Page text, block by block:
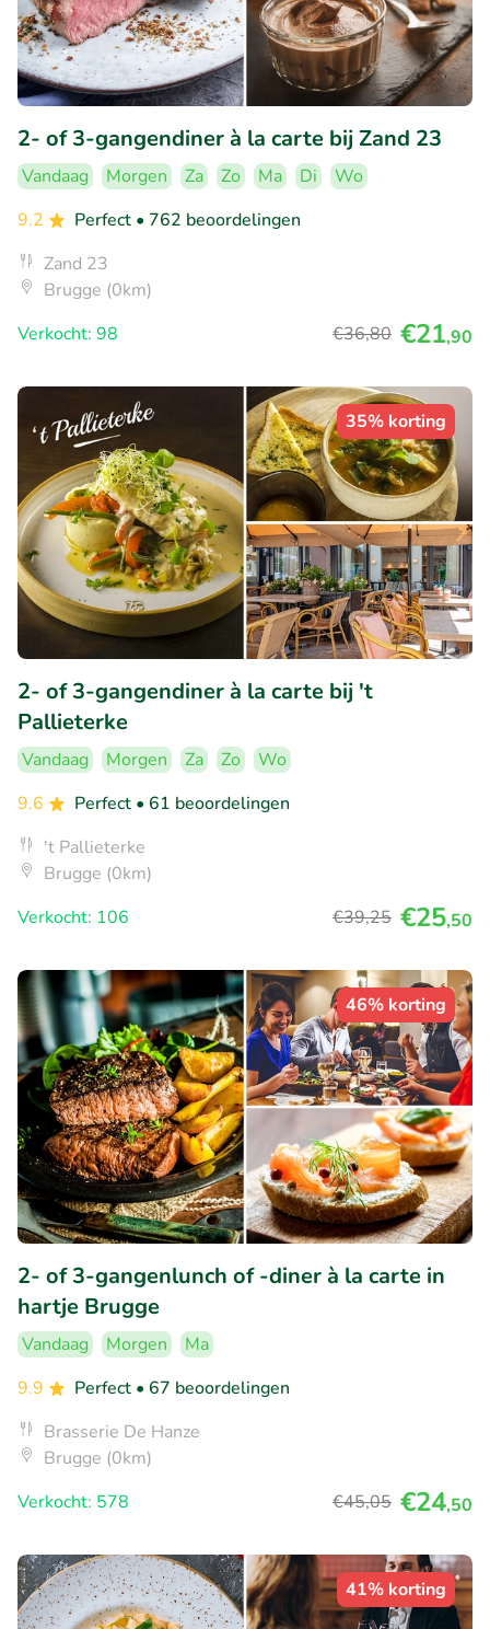
2- of 3-gangendiner à la carte bij Zand 23
Vandaag Morgen Za Zo Ma Di
Wo
9.2
Perfect • 762 beoordelingen
Zand 23
Brugge (0km)
Verkocht: 98
€36,80 €21,90
35% korting
2- of 3-gangendiner à la carte bij 't
Pallieterke
Vandaag Morgen Za Zo
Wo
9.6
Perfect • 61 beoordelingen
't Pallieterke
Brugge (0km)
Verkocht: 106
€39,25 €25,50
46% korting
2- of 3-gangenlunch of -diner à la carte in
hartje Brugge
Vandaag Morgen
Ma
9.9
Perfect • 67 beoordelingen
Brasserie De Hanze
Brugge (0km)
Verkocht: 578
€45,05 €24,50
41% korting